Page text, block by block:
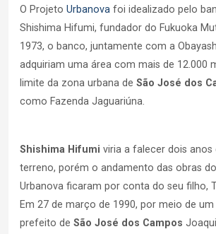
O Projeto Urbanova foi idealizado pelo
Shishima Hifumi, fundador do Fukuoka
1973, o banco, juntamente com a
adquiriam uma área com mais de 12.000
limite da zona urbana de São José dos
como Fazenda Jaguariúna.
Shishima Hifumi viria a falecer dois
terreno, porém o andamento das obras
Urbanova ficaram por conta do seu filho,
Em 27 de março de 1990, por meio de
prefeito de São José dos Campos